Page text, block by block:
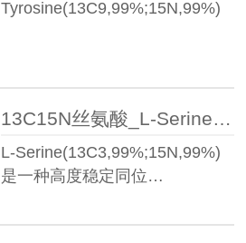
Tyrosine(13C9,99%;15N,99%)​
13C15N丝氨酸_L-Serine(13C3,99%;15N,99%)
L-Serine(13C3,99%;15N,99%)
是一种高度稳定同位…